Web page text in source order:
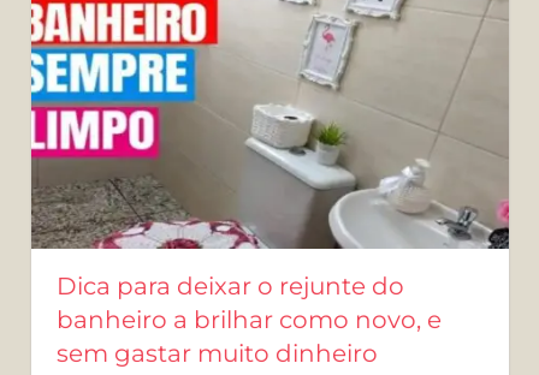
Dica para deixar o rejunte do
banheiro a brilhar como novo, e
sem gastar muito dinheiro